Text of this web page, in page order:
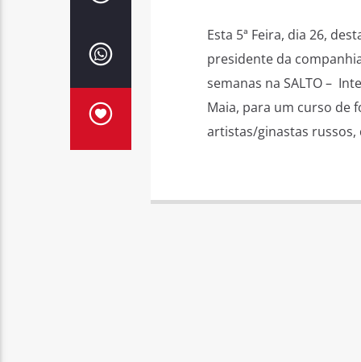
Esta 5ª Feira, dia 26,
presidente da
semanas na SALTO –
Maia, para um curso de
artistas/ginastas russos,